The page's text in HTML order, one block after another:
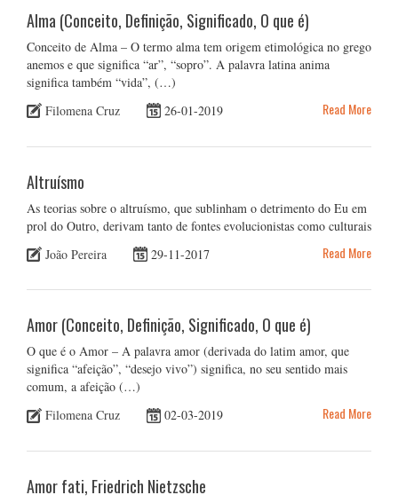
Alma (Conceito, Definição, Significado, O que é)
Conceito de Alma – O termo alma tem origem etimológica no grego
anemos e que significa “ar”, “sopro”. A palavra latina anima
significa também “vida”, (…)
Filomena Cruz
26-01-2019 Read More
Altruísmo
As teorias sobre o altruísmo, que sublinham o detrimento do Eu em
prol do Outro, derivam tanto de fontes evolucionistas como culturais
João Pereira
29-11-2017 Read More
Amor (Conceito, Definição, Significado, O que é)
O que é o Amor – A palavra amor (derivada do latim amor, que
significa “afeição”, “desejo vivo”) significa, no seu sentido mais
comum, a afeição (…)
Filomena Cruz
02-03-2019 Read More
Amor fati, Friedrich Nietzsche